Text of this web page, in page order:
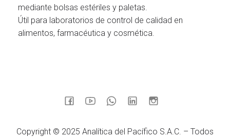
mediante bolsas estériles y paletas.
Útil para laboratorios de control de calidad en
alimentos, farmacéutica y cosmética.
Copyright © 2025 Analítica del Pacífico S.A.C. – Todos